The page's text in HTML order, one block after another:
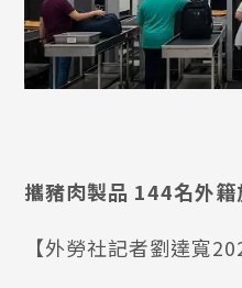
攜豬肉製品 144名外
【外勞社記者劉達寬